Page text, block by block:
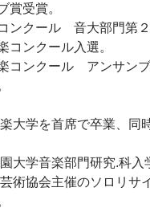
賞受賞。
ンクール 音大部門第２
コンクール入選。
コンクール アンサン
大学を首席で卒業、同
大学音楽部門研究.科入
術協会主催のソロリサ